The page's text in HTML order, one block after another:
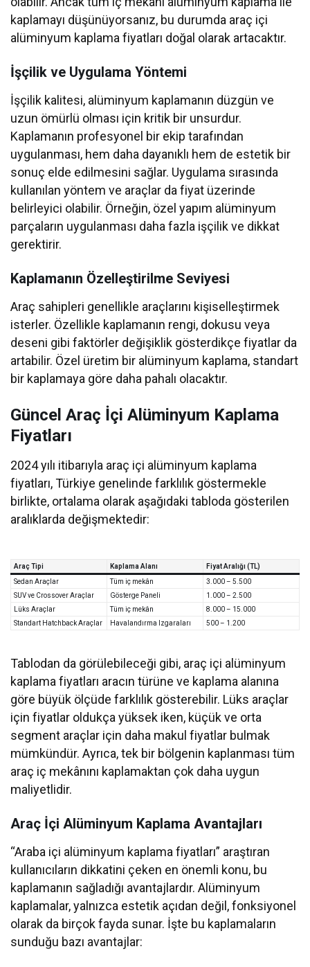
kaplamayı düşünüyorsanız, bu durumda araç içi
alüminyum kaplama fiyatları doğal olarak artacaktır.
İşçilik ve Uygulama Yöntemi
İşçilik kalitesi, alüminyum kaplamanın düzgün ve
uzun ömürlü olması için kritik bir unsurdur.
Kaplamanın profesyonel bir ekip tarafından
uygulanması, hem daha dayanıklı hem de estetik bir
sonuç elde edilmesini sağlar. Uygulama sırasında
kullanılan yöntem ve araçlar da fiyat üzerinde
belirleyici olabilir. Örneğin, özel yapım alüminyum
parçaların uygulanması daha fazla işçilik ve dikkat
gerektirir.
Kaplamanın Özelleştirilme Seviyesi
Araç sahipleri genellikle araçlarını kişiselleştirmek
isterler. Özellikle kaplamanın rengi, dokusu veya
deseni gibi faktörler değişiklik gösterdikçe fiyatlar da
artabilir. Özel üretim bir alüminyum kaplama, standart
bir kaplamaya göre daha pahalı olacaktır.
Güncel Araç İçi Alüminyum Kaplama
Fiyatları
2024 yılı itibarıyla araç içi alüminyum kaplama
fiyatları, Türkiye genelinde farklılık göstermekle
birlikte, ortalama olarak aşağıdaki tabloda gösterilen
aralıklarda değişmektedir:
Araç Tipi Kaplama Alanı
Fiyat Aralığı (TL)
Sedan Araçlar
Tüm iç mekân
3.000 – 5.500
SUV ve Crossover Araçlar
Gösterge Paneli
1.000 – 2.500
Lüks Araçlar
Tüm iç mekân
8.000 – 15.000
Standart Hatchback Araçlar
Havalandırma Izgaraları 500 – 1.200
Tablodan da görülebileceği gibi, araç içi alüminyum
kaplama fiyatları aracın türüne ve kaplama alanına
göre büyük ölçüde farklılık gösterebilir. Lüks araçlar
için fiyatlar oldukça yüksek iken, küçük ve orta
segment araçlar için daha makul fiyatlar bulmak
mümkündür. Ayrıca, tek bir bölgenin kaplanması tüm
araç iç mekânını kaplamaktan çok daha uygun
maliyetlidir.
Araç İçi Alüminyum Kaplama Avantajları
“Araba içi alüminyum kaplama fiyatları” araştıran
kullanıcıların dikkatini çeken en önemli konu, bu
kaplamanın sağladığı avantajlardır. Alüminyum
kaplamalar, yalnızca estetik açıdan değil, fonksiyonel
olarak da birçok fayda sunar. İşte bu kaplamaların
sunduğu bazı avantajlar: